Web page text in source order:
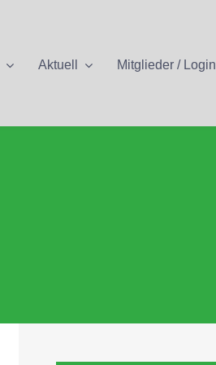
Aktuell Mitglieder / Login